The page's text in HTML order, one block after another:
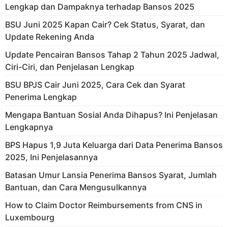
Lengkap dan Dampaknya terhadap Bansos 2025
BSU Juni 2025 Kapan Cair? Cek Status, Syarat, dan
Update Rekening Anda
Update Pencairan Bansos Tahap 2 Tahun 2025 Jadwal,
Ciri-Ciri, dan Penjelasan Lengkap
BSU BPJS Cair Juni 2025, Cara Cek dan Syarat
Penerima Lengkap
Mengapa Bantuan Sosial Anda Dihapus? Ini Penjelasan
Lengkapnya
BPS Hapus 1,9 Juta Keluarga dari Data Penerima Bansos
2025, Ini Penjelasannya
Batasan Umur Lansia Penerima Bansos Syarat, Jumlah
Bantuan, dan Cara Mengusulkannya
How to Claim Doctor Reimbursements from CNS in
Luxembourg